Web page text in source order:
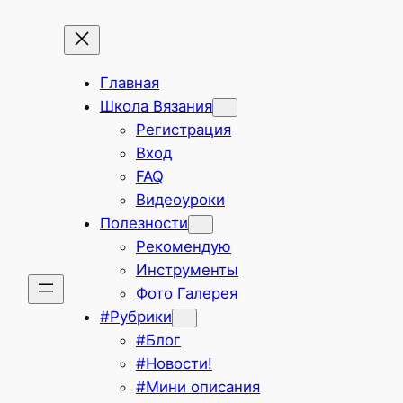
Главная
Школа Вязания
Регистрация
Вход
FAQ
Видеоуроки
Полезности
Рекомендую
Инструменты
Фото Галерея
#Рубрики
#Блог
#Новости!
#Мини описания